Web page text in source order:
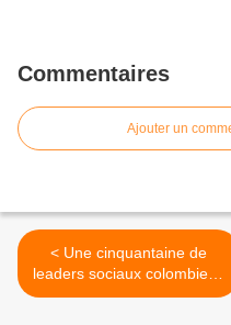
Commentaires
Ajouter un
< Une cinquantaine de
leaders sociaux colombiens
porteront plainte devant la